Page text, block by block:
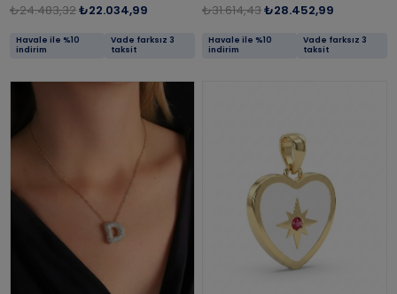
₺24.483,32₺22.034,99
Havale ile %10
indirim
Vade farksız 3
taksit
₺31.614,43₺28.452,99
Havale ile %10
indirim
Vade farksız 3
taksit